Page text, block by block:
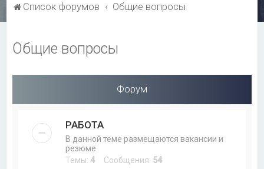
Список форумов Общие вопросы
Общие вопросы
Форум
РАБОТА
В данной теме размещаются вакансии и
резюме
Темы:4 Сообщения: 54